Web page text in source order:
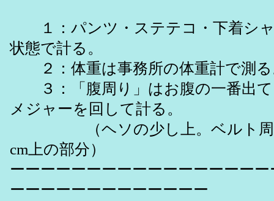
１：パンツ・ステテコ・下着シ
状態で計る。
２：体重は事務所の体重計で測る
３：「腹周り」はお腹の一番出て
メジャーを回して計る。
（ヘソの少し上。ベルト周り
cm上の部分）
ーーーーーーーーーーーーーーーー
ーーーーーーーーーーーーー